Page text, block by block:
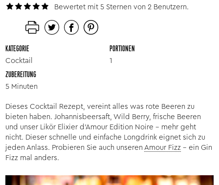
Bewertet mit 5 Sternen von 2 Benutzern.
KATEGORIE
Cocktail
PORTIONEN
1
ZUBEREITUNG
5 Minuten
Dieses Cocktail Rezept, vereint alles was rote Beeren zu
bieten haben. Johannisbeersaft, Wild Berry, frische Beeren
und unser Likör Elixier d'Amour Edition Noire - mehr geht
nicht. Dieser schnelle und einfache Longdrink eignet sich zu
jeden Anlass. Probieren Sie auch unseren Amour Fizz - ein Gin
Fizz mal anders.